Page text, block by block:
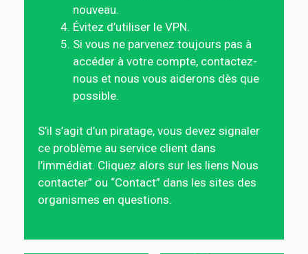
nouveau.
Évitez d’utiliser le VPN.
Si vous ne parvenez toujours pas à
accéder à votre compte, contactez-
nous et nous vous aiderons dès que
possible.
S’il s’agit d’un piratage, vous devez signaler
ce problème au service client dans
l’immédiat. Cliquez alors sur les liens Nous
contacter” ou “Contact” dans les sites des
organismes en questions.